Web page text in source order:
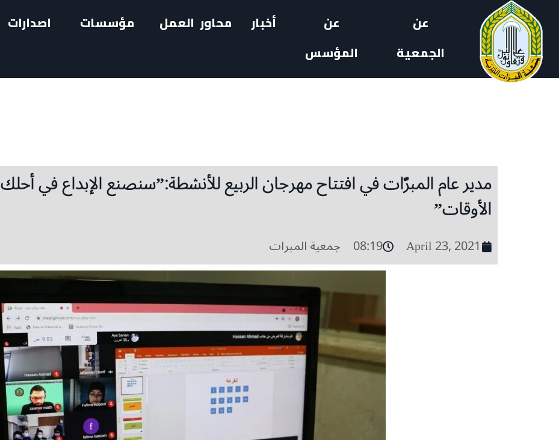
عن
الجمعية
عن
المؤسس
أخبار محاور العمل مؤسسات اصدارات
مدير عام المبرّات في افتتاح مهرجان الربيع للأنشطة:”سنصنع الإبداع في أحلك
الأوقات”
April 23, 2021
08:19 جمعية المبرات